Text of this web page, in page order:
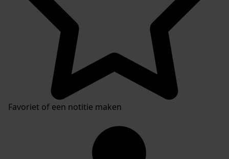
Favoriet of een notitie maken